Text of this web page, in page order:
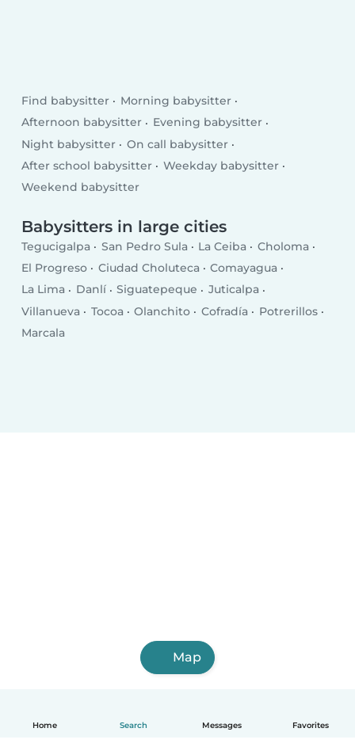
Home Search Messages Favorites
Find babysitter
Morning babysitter
Afternoon babysitter
Evening babysitter
Night babysitter
On call babysitter
After school babysitter
Weekday babysitter
Weekend babysitter
Babysitters in large cities
Tegucigalpa San Pedro Sula La Ceiba
Choloma
El Progreso
Ciudad Choluteca
Comayagua
La Lima
Danlí Siguatepeque
Juticalpa
Villanueva
Tocoa Olanchito Cofradía
Potrerillos
Marcala
Map